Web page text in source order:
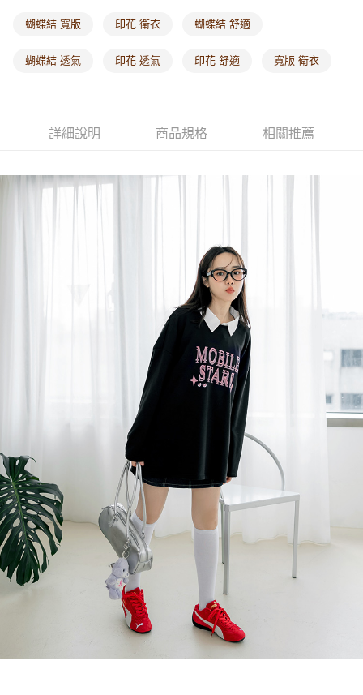
蝴蝶結 寬版 印花 衛衣 蝴蝶結 舒適
蝴蝶結 透氣 印花 透氣 印花 舒適 寬版 衛衣
詳細說明 商品規格 相關推薦